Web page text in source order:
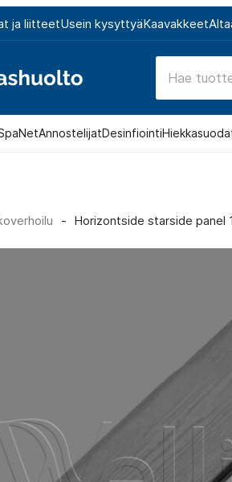
ja liitteetUsein kysyttyäKaavakkeet
AnnostelijatDesinfiointi
- Horizontside starside panel